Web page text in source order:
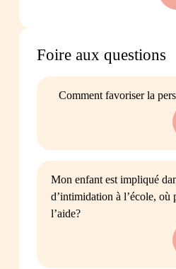
Foire aux questions
Comment favoriser la
Mon enfant est impliqué
d’intimidation à l’école, où
l’aide?